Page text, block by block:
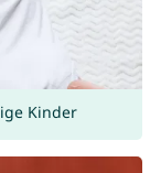
Kinder